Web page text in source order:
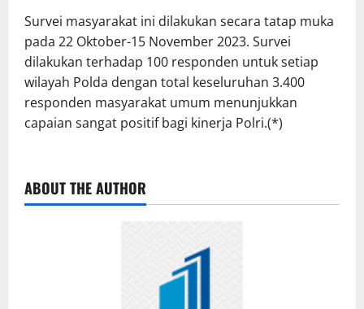
Survei masyarakat ini dilakukan secara tatap muka
pada 22 Oktober-15 November 2023. Survei
dilakukan terhadap 100 responden untuk setiap
wilayah Polda dengan total keseluruhan 3.400
responden masyarakat umum menunjukkan
capaian sangat positif bagi kinerja Polri.(*)
ABOUT THE AUTHOR